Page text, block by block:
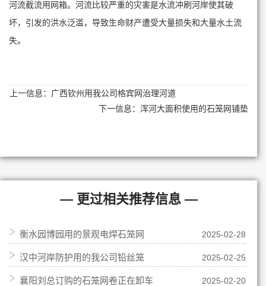
河流截流用网箱。河流比较严重的灾害是水流冲刷河岸使其破
坏，引发的洪水泛滥，导致生命财产遭受大量损失和大量水土流
失。
上一信息： 广西钦州用我公司格宾网治理河道
下一信息： 浑河大面积使用的石笼网铺垫
— 更过相关推荐信息 —
衡水园博园用的景观电焊石笼网 2025-02-28
汉中河岸防护用的我公司铅丝笼 2025-02-25
襄阳刘总订购的石笼网卷正在卸车 2025-02-20